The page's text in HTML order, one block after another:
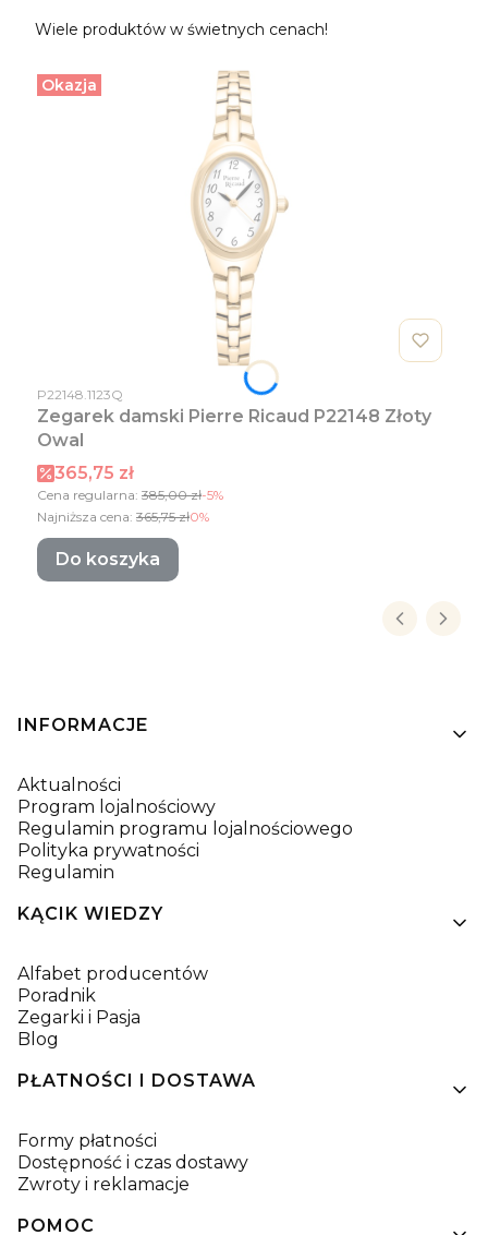
Wiele produktów w świetnych cenach!
Okazja
Kod produktu
P22148.1123Q
Zegarek damski Pierre Ricaud P22148 Złoty
Owal
Cena promocyjna
365,75 zł
Cena regularna: 385,00 zł-5%
Najniższa cena: 365,75 zł0%
Do koszyka
Linki w stopce
INFORMACJE
Aktualności
Program lojalnościowy
Regulamin programu lojalnościowego
Polityka prywatności
Regulamin
KĄCIK WIEDZY
Alfabet producentów
Poradnik
Zegarki i Pasja
Blog
PŁATNOŚCI I DOSTAWA
Formy płatności
Dostępność i czas dostawy
Zwroty i reklamacje
POMOC